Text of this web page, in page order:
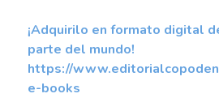
¡Adquirilo en formato digital
parte del mundo!
https://
e-books